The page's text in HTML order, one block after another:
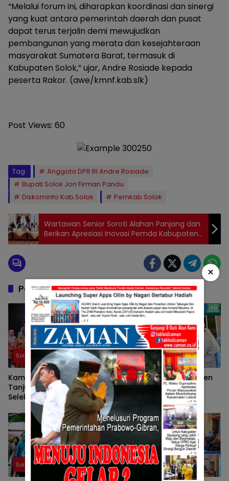
“Melalui forum ini, diharapkan koordinasi dan sinergi
yang kuat antara pemerintah daerah dan pusat
dapat terus terjalin demi mewujudkan
pembangunan yang merata dan kesejahteraan
masyarakat Sumatera Barat, termasuk di
Kabupaten Solok,” ujar, Andre Rosiade kepada
peserta Rakor. (awe/kmnf.kab.slk)
Post Views: 60
Tag:
Anggota DPR RI Andre Rosiade
Bupati Solok Jon Firman Pandu
Diskominfo Kab.Solok
Pemkab Solok
Wartawan Senior Soroti Alahan Panjang dan
Berikan Apresiasi Inovasi Pemda Kabupaten
Solok
Pos Terkait
Solok
Kampung KB Nagari
Tanjung Balik Solok Ikuti
Seleksi Wawancara
Tingkat Nasional 2026
Solok
Ketua TP-PKK Kabupaten
Solok Tunjukkan
Kepedulian terhadap
Korban Bencana
Sepanjang 2025
Solok Solok
×